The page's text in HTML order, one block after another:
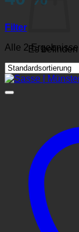
Es
Zurück zum
Filter
Alle 2